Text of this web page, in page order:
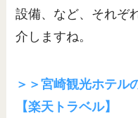
設備、など、それぞ
介しますね。
＞＞宮崎観光ホテル
【楽天トラベル】